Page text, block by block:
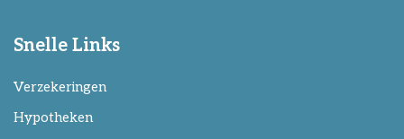
Snelle Links
Verzekeringen
Hypotheken